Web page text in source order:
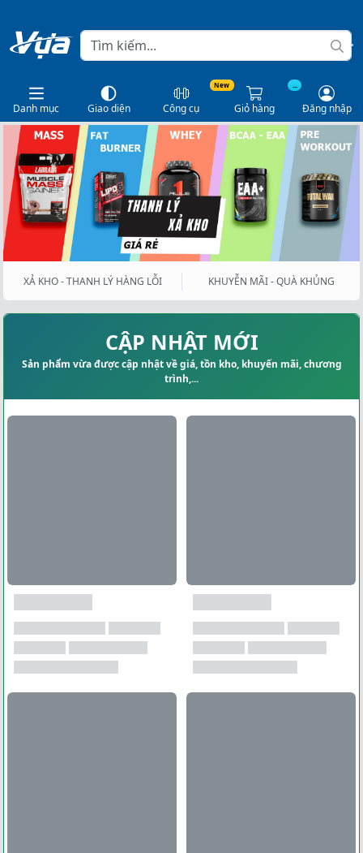
Danh mục Giao diện
New
Công cụ
...
Giỏ hàng Đăng nhập
XẢ KHO - THANH LÝ HÀNG LỖI KHUYỄN MÃI - QUÀ KHỦNG
CẬP NHẬT MỚI
Sản phẩm vừa được cập nhật về giá, tồn kho, khuyến mãi, chương
trình,...